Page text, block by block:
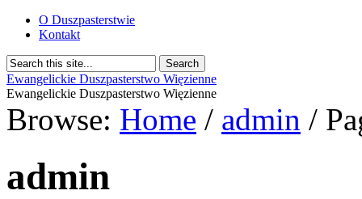
O Duszpasterstwie
Kontakt
Ewangelickie Duszpasterstwo Więzienne
Ewangelickie Duszpasterstwo Więzienne
Browse: Home / admin /
admin